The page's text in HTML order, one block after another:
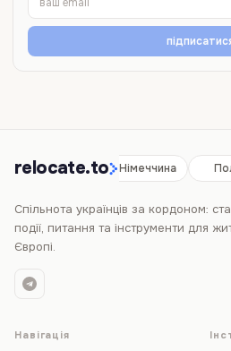
relocate.to
Іспанія Німеччина
Спільнота українців за кордоном:
події, питання та інструменти для
Європі.
Навігація